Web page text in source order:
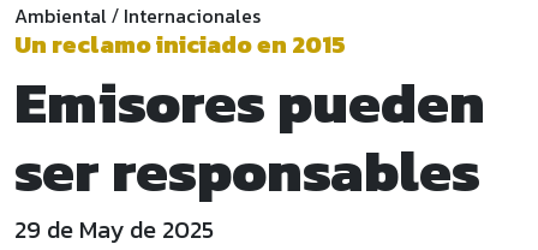
Ambiental/ Internacionales
Un reclamo iniciado en 2015
Emisores pueden
ser responsables
29 de May de 2025